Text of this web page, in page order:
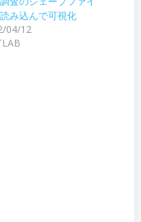
み込んで可視化
04/12